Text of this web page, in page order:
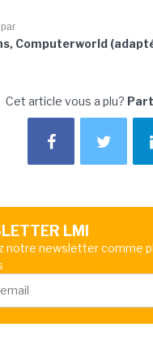
Computerworld
Cet article vous a plu?
LMI
notre newsletter comme